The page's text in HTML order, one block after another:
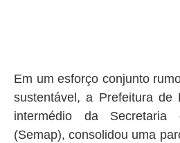
Em um esforço conjunto
sustentável, a Prefeitura de
intermédio da Secretaria
(Semap), consolidou uma